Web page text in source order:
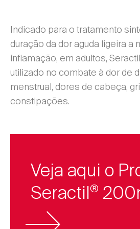
Indicado para o tratamento
duração da dor aguda ligeira a
inflamação, em adultos,
utilizado no combate à dor de
menstrual, dores de cabeça,
constipações.
Veja aqui o
Seractil®